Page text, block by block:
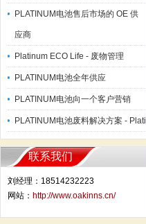
PLATINUM电池售后市场的 OE 供
应商
Platinum ECO Life - 废物管理
PLATINUM电池全年供应
PLATINUM电池向一个客户营销
PLATINUM电池废料解决方案 - Plati
联系我们
刘经理：18514232223
网站： http://www.oakinns.cn/